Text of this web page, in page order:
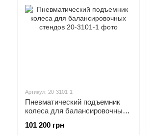
Артикул: 20-3101-1
Пневматический подъемник
колеса для балансировочных
101 200 грн